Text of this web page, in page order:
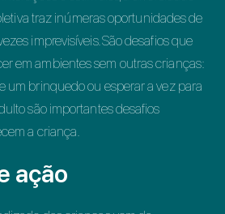
traz inúmeras oportunidades de
imprevisíveis. São desafios que
em ambientes sem outras crianças:
um brinquedo ou esperar a vez para
são importantes desafios
a criança.
ação